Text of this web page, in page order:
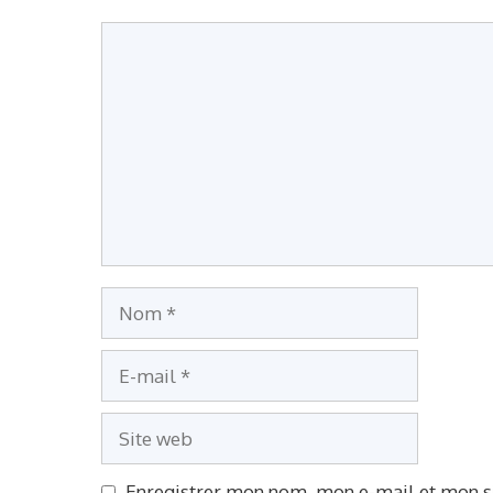
Nom
mail
Site
web